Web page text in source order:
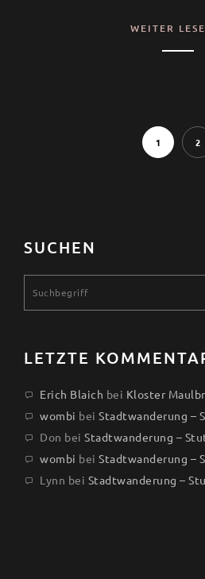
WEITER
1 2
SUCHEN
LETZTE
Erich Blaich bei Kloster
wombi bei Stadtwanderung –
Don bei Stadtwanderung –
wombi bei Stadtwanderung –
Lynn bei Stadtwanderung –